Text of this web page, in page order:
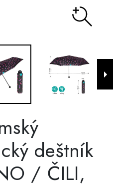
deštník
/ ČILI,